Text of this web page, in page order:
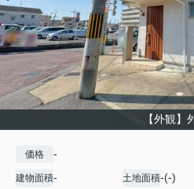
【外観】
価格 -
建物面積- 土地面積-(-)